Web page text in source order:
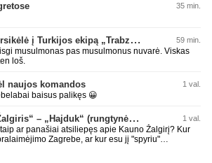
35 min.
M. Salah oficialiai persikėlė į Turkijos ekipą „Trabzonspor“ 59 min.
musulmonas pas musulmonus nuvarė. Viskas
loš.
naujos komandos 1 val.
baisus palikęs 😀
Konferencijų lyga: „Žalgiris“ – „Hajduk“ (rungtynės tiesiogiai) 1 val.
ar panašiai atsiliepęs apie Kauno Žalgirį? Kur
Zagrebe, ar kur esu jį "spyriu"